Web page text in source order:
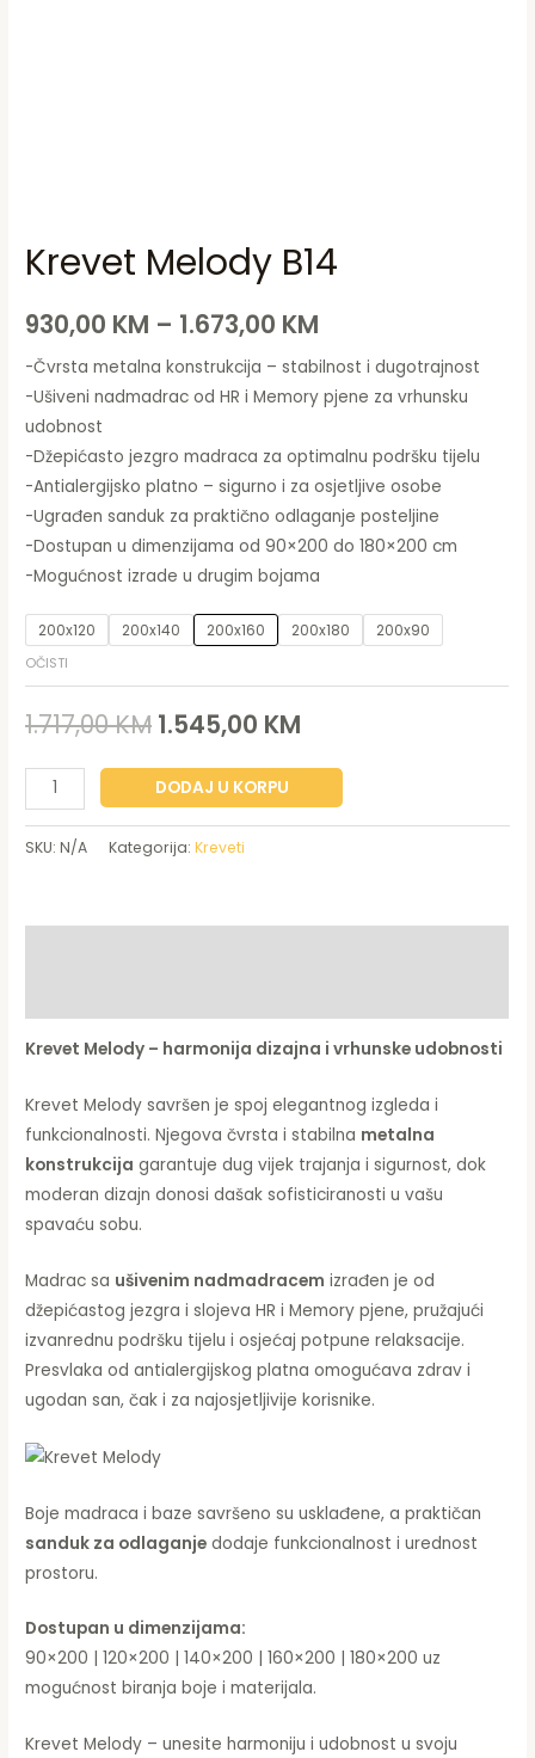
Krevet Melody B14
930,00 KM – 1.673,00 KM
-Čvrsta metalna konstrukcija – stabilnost i dugotrajnost
-Ušiveni nadmadrac od HR i Memory pjene za vrhunsku
udobnost
-Džepićasto jezgro madraca za optimalnu podršku tijelu
-Antialergijsko platno – sigurno i za osjetljive osobe
-Ugrađen sanduk za praktično odlaganje posteljine
-Dostupan u dimenzijama od 90×200 do 180×200 cm
-Mogućnost izrade u drugim bojama
200x120 200x140 200x160 200x180 200x90
OČISTI
1.717,00KM 1.545,00 KM
DODAJ U KORPU
SKU:N/A Kategorija:Kreveti
Krevet Melody – harmonija dizajna i vrhunske udobnosti
Krevet Melody savršen je spoj elegantnog izgleda i
funkcionalnosti. Njegova čvrsta i stabilna metalna
konstrukcija garantuje dug vijek trajanja i sigurnost, dok
moderan dizajn donosi dašak sofisticiranosti u vašu
spavaću sobu.
Madrac sa ušivenim nadmadracem izrađen je od
džepićastog jezgra i slojeva HR i Memory pjene, pružajući
izvanrednu podršku tijelu i osjećaj potpune relaksacije.
Presvlaka od antialergijskog platna omogućava zdrav i
ugodan san, čak i za najosjetljivije korisnike.
Boje madraca i baze savršeno su usklađene, a praktičan
sanduk za odlaganje dodaje funkcionalnost i urednost
prostoru.
Dostupan u dimenzijama:
90×200 | 120×200 | 140×200 | 160×200 | 180×200 uz
mogućnost biranja boje i materijala.
Krevet Melody – unesite harmoniju i udobnost u svoju